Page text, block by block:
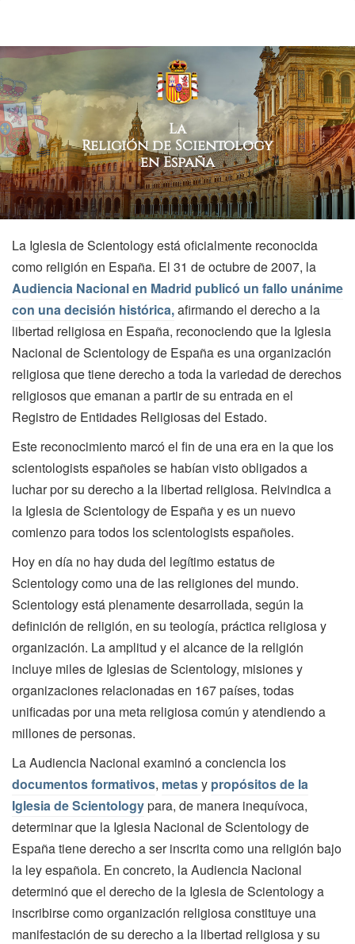
La
Religión de Scientology
en España
La Iglesia de Scientology está oficialmente reconocida
como religión en España. El 31 de octubre de 2007, la
Audiencia Nacional en Madrid publicó un fallo unánime
con una decisión histórica,afirmando el derecho a la
libertad religiosa en España, reconociendo que la Iglesia
Nacional de Scientology de España es una organización
religiosa que tiene derecho a toda la variedad de derechos
religiosos que emanan a partir de su entrada en el
Registro de Entidades Religiosas del Estado.
Este reconocimiento marcó el fin de una era en la que los
scientologists españoles se habían visto obligados a
luchar por su derecho a la libertad religiosa. Reivindica a
la Iglesia de Scientology de España y es un nuevo
comienzo para todos los scientologists españoles.
Hoy en día no hay duda del legítimo estatus de
Scientology como una de las religiones del mundo.
Scientology está plenamente desarrollada, según la
definición de religión, en su teología, práctica religiosa y
organización. La amplitud y el alcance de la religión
incluye miles de Iglesias de Scientology, misiones y
organizaciones relacionadas en 167 países, todas
unificadas por una meta religiosa común y atendiendo a
millones de personas.
La Audiencia Nacional examinó a conciencia los
documentos formativos, metasy propósitos de la
Iglesia de Scientologypara, de manera inequívoca,
determinar que la Iglesia Nacional de Scientology de
España tiene derecho a ser inscrita como una religión bajo
la ley española. En concreto, la Audiencia Nacional
determinó que el derecho de la Iglesia de Scientology a
inscribirse como organización religiosa constituye una
manifestación de su derecho a la libertad religiosa y su